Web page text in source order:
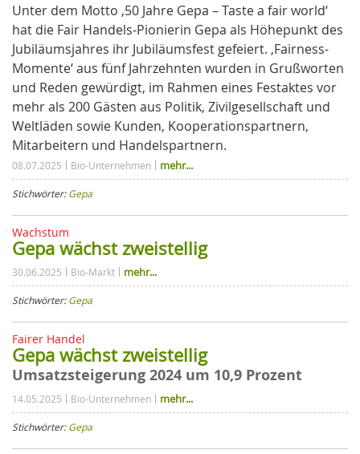
Unter dem Motto ‚50 Jahre Gepa – Taste a fair world‘
hat die Fair Handels-Pionierin Gepa als Höhepunkt des
Jubiläumsjahres ihr Jubiläumsfest gefeiert. ‚Fairness-
Momente‘ aus fünf Jahrzehnten wurden in Grußworten
und Reden gewürdigt, im Rahmen eines Festaktes vor
mehr als 200 Gästen aus Politik, Zivilgesellschaft und
Weltläden sowie Kunden, Kooperationspartnern,
Mitarbeitern und Handelspartnern.
08.07.2025 Bio-Unternehmen mehr...
Stichwörter:Gepa
Wachstum
Gepa wächst zweistellig
30.06.2025 Bio-Markt mehr...
Stichwörter:Gepa
Fairer Handel
Gepa wächst zweistellig
Umsatzsteigerung 2024 um 10,9 Prozent
14.05.2025 Bio-Unternehmen mehr...
Stichwörter:Gepa